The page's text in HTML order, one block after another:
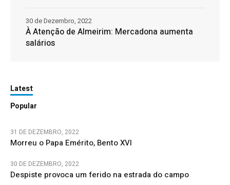
À Atenção de Almeirim: Mercadona aumenta
salários
30 de Dezembro, 2022
Latest
Popular
31 DE DEZEMBRO, 2022
Morreu o Papa Emérito, Bento XVI
30 DE DEZEMBRO, 2022
Despiste provoca um ferido na estrada do campo